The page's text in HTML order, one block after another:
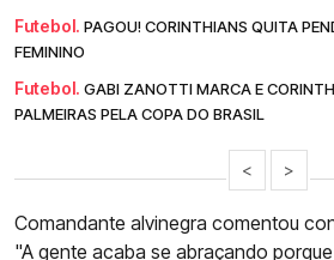
Futebol. PAGOU! CORINTHIANS QUITA
FEMININO
Futebol. GABI ZANOTTI MARCA E
PALMEIRAS PELA COPA DO BRASIL
< >
Comandante alvinegra comentou
"A gente acaba se abraçando